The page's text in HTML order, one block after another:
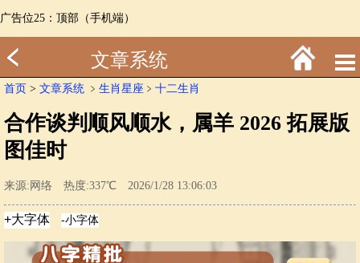
广告位25：顶部（手机端）
文章系统
首页 > 文章系统 ﹥ 生肖星座 ﹥ 十二生肖
合作谈判顺风顺水，属羊 2026 拓展版
图佳时
来源:网络 热度:337℃ 2026/1/28 13:06:03